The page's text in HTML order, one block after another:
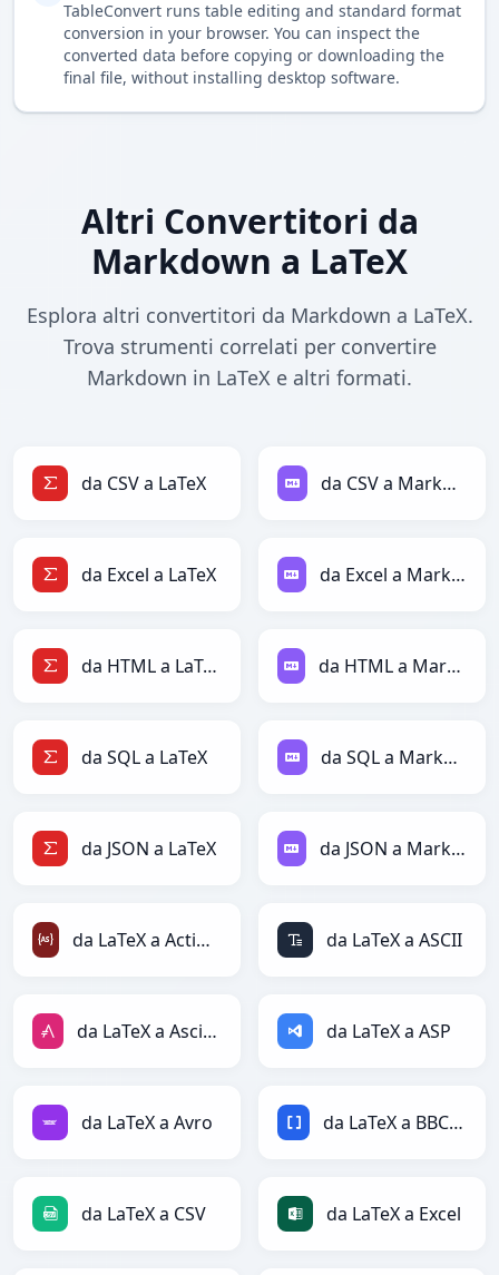
TableConvert runs table editing and standard format
conversion in your browser. You can inspect the
converted data before copying or downloading the
final file, without installing desktop software.
Altri Convertitori da
Markdown a LaTeX
Esplora altri convertitori da Markdown a LaTeX.
Trova strumenti correlati per convertire
Markdown in LaTeX e altri formati.
da CSV a LaTeX da CSV a Markdown
da Excel a LaTeX da Excel a Markdown
da HTML a LaTeX da HTML a Markdown
da SQL a LaTeX da SQL a Markdown
da JSON a LaTeX da JSON a Markdown
da LaTeX a ActionScript da LaTeX a ASCII
da LaTeX a AsciiDoc da LaTeX a ASP
da LaTeX a Avro da LaTeX a BBCode
da LaTeX a CSV da LaTeX a Excel